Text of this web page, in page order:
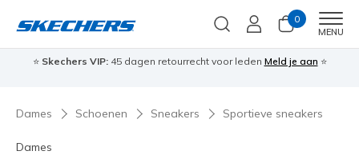
0
MENU
⭐ Skechers VIP:45 dagen retourrecht voor leden Meld je aan ⭐
Dames Schoenen Sneakers Sportieve sneakers
Dames